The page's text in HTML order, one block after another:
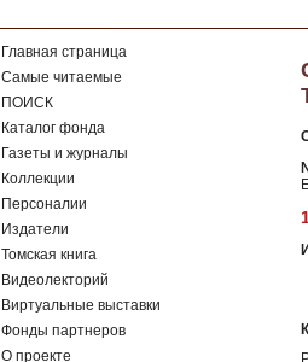
Главная страница
Самые читаемые
ПОИСК
Каталог фонда
Газеты и журналы
Коллекции
Персоналии
Издатели
Томская книга
Видеолекторий
Виртуальные выставки
Фонды партнеров
О проекте